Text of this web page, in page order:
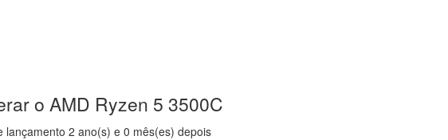
o AMD Ryzen 5 3500C
lançamento 2 ano(s) e 0 mês(es) depois